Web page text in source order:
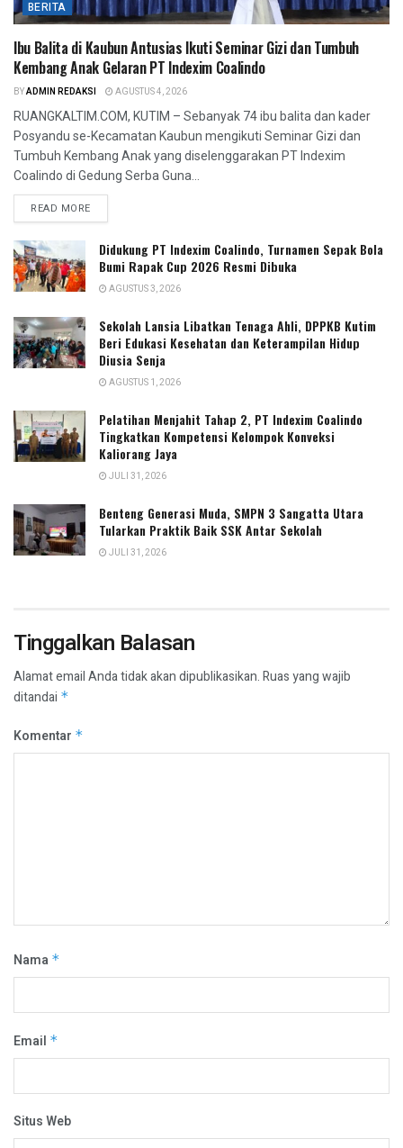
BERITA
Ibu Balita di Kaubun Antusias Ikuti Seminar Gizi dan Tumbuh
Kembang Anak Gelaran PT Indexim Coalindo
BYADMIN REDAKSI AGUSTUS 4, 2026
RUANGKALTIM.COM, KUTIM – Sebanyak 74 ibu balita dan kader
Posyandu se-Kecamatan Kaubun mengikuti Seminar Gizi dan
Tumbuh Kembang Anak yang diselenggarakan PT Indexim
Coalindo di Gedung Serba Guna...
READ MORE
Didukung PT Indexim Coalindo, Turnamen Sepak Bola
Bumi Rapak Cup 2026 Resmi Dibuka
AGUSTUS 3, 2026
Sekolah Lansia Libatkan Tenaga Ahli, DPPKB Kutim
Beri Edukasi Kesehatan dan Keterampilan Hidup
Diusia Senja
AGUSTUS 1, 2026
Pelatihan Menjahit Tahap 2, PT Indexim Coalindo
Tingkatkan Kompetensi Kelompok Konveksi
Kaliorang Jaya
JULI 31, 2026
Benteng Generasi Muda, SMPN 3 Sangatta Utara
Tularkan Praktik Baik SSK Antar Sekolah
JULI 31, 2026
Tinggalkan Balasan
Alamat email Anda tidak akan dipublikasikan.Ruas yang wajib
ditandai *
Komentar *
Nama *
Email *
Situs Web